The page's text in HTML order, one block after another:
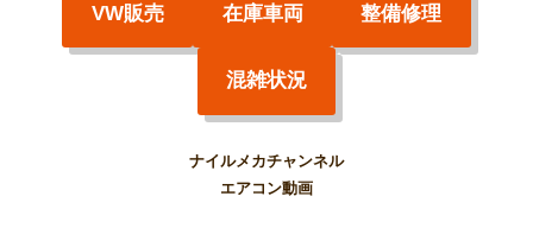
VW販売 在庫車両 整備修理
混雑状況
ナイルメカチャンネル
エアコン動画